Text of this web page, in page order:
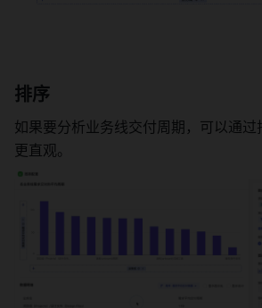
排序
如果要分析业务线交付周期，可以通过
更直观。